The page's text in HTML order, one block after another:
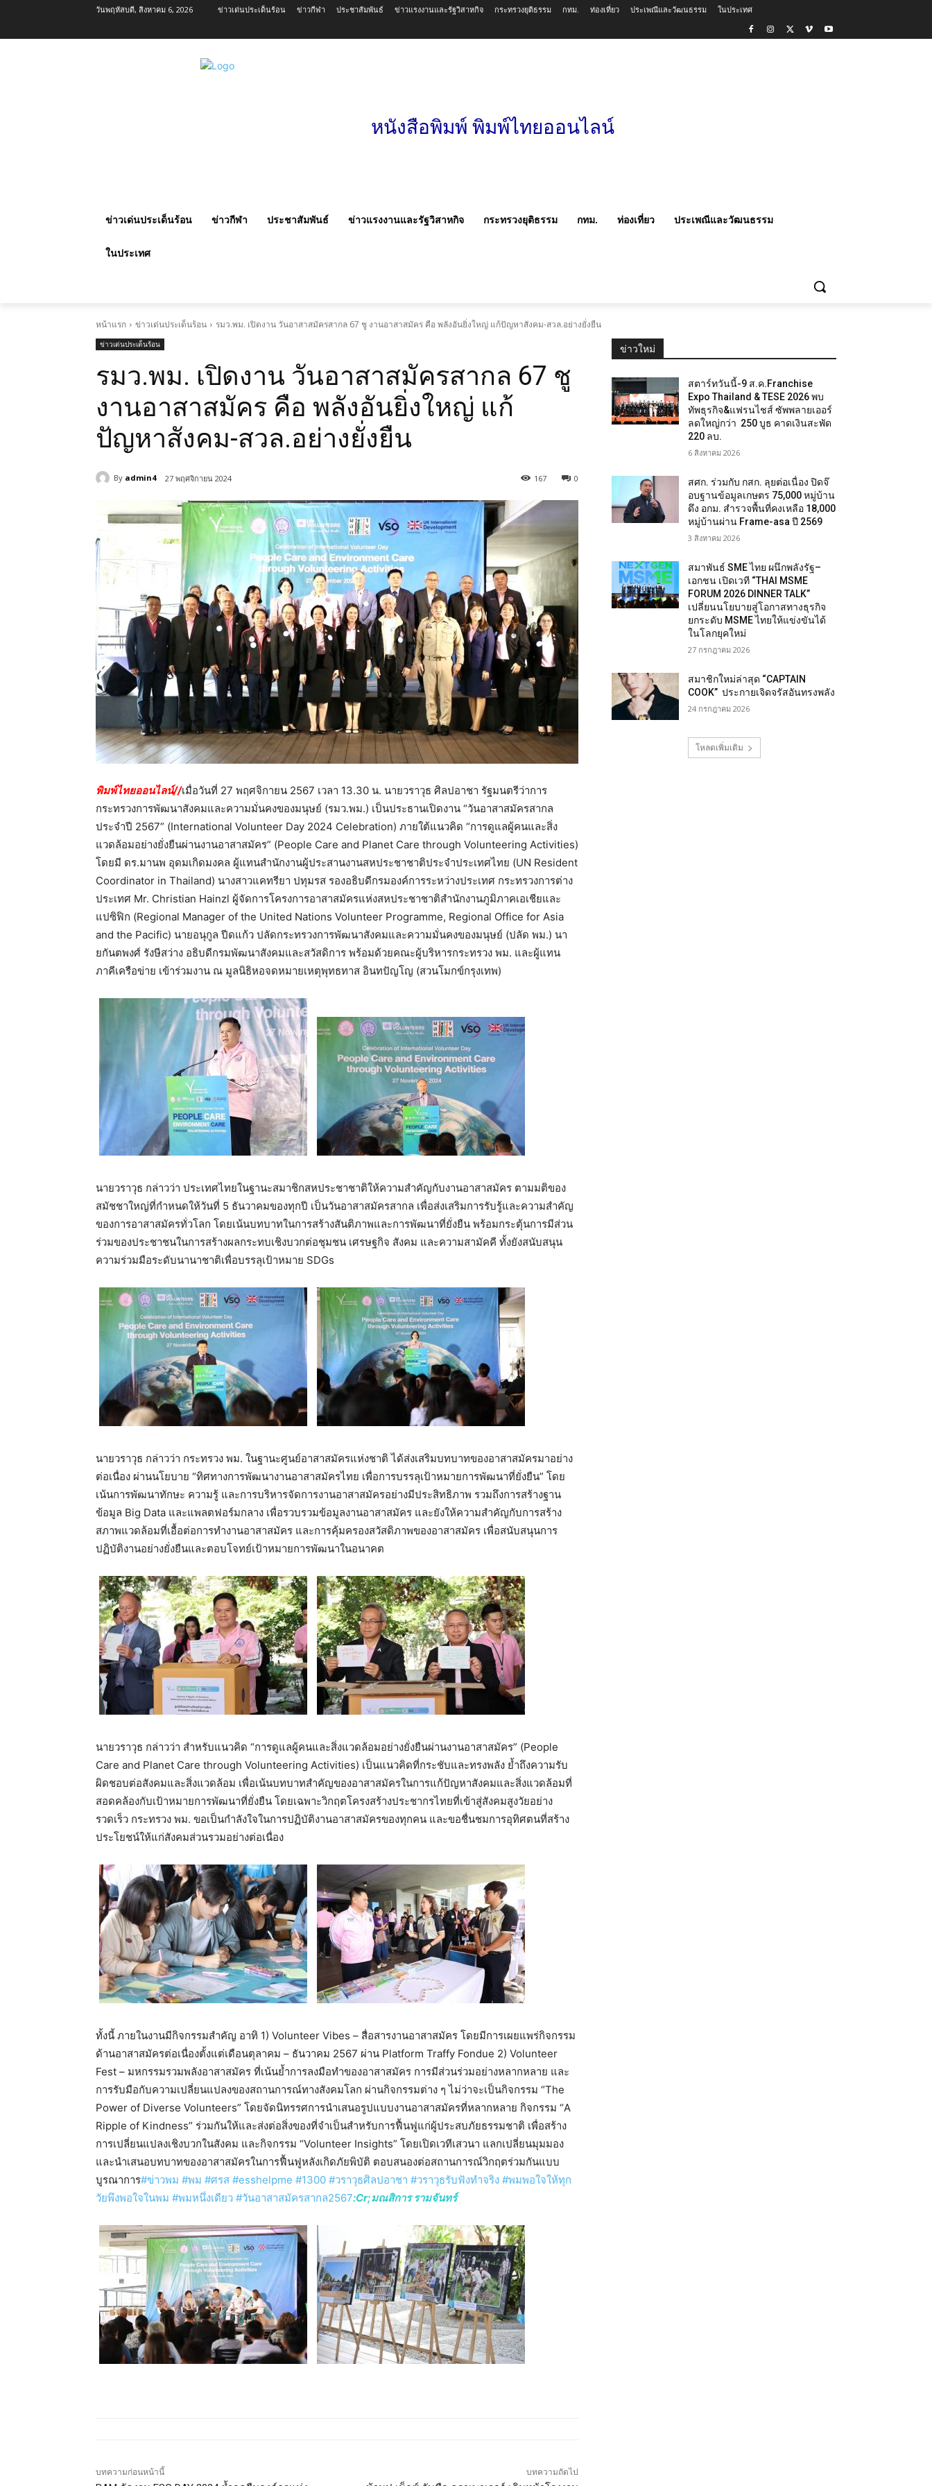
วันพฤหัสบดี, สิงหาคม 6, 2026 ข่าวเด่นประเด็นร้อน ข่าวกีฬา ประชาสัมพันธ์ ข่าวแรงงานและรัฐวิสาหกิจ กระทรวงยุติธรรม กทม. ท่องเที่ยว ประเพณีและวัฒนธรรม ในประเทศ
หนังสือพิมพ์ พิมพ์ไทยออนไลน์
ข่าวเด่นประเด็นร้อน ข่าวกีฬา ประชาสัมพันธ์ ข่าวแรงงานและรัฐวิสาหกิจ กระทรวงยุติธรรม กทม. ท่องเที่ยว ประเพณีและวัฒนธรรม
ในประเทศ
หน้าแรก ข่าวเด่นประเด็นร้อน รมว.พม. เปิดงาน วันอาสาสมัครสากล 67 ชู งานอาสาสมัคร คือ พลังอันยิ่งใหญ่ แก้ปัญหาสังคม-สวล.อย่างยั่งยืน
ข่าวเด่นประเด็นร้อน
รมว.พม. เปิดงาน วันอาสาสมัครสากล 67 ชู
งานอาสาสมัคร คือ พลังอันยิ่งใหญ่ แก้
ปัญหาสังคม-สวล.อย่างยั่งยืน
By admin4 27 พฤศจิกายน 2024 0
167
พิมพ์ไทยออนไลน์//เมื่อวันที่ 27 พฤศจิกายน 2567 เวลา 13.30 น. นายวราวุธ ศิลปอาชา รัฐมนตรีว่าการ
กระทรวงการพัฒนาสังคมและความมั่นคงของมนุษย์ (รมว.พม.) เป็นประธานเปิดงาน “วันอาสาสมัครสากล
ประจำปี 2567” (International Volunteer Day 2024 Celebration) ภายใต้แนวคิด “การดูแลผู้คนและสิ่ง
แวดล้อมอย่างยั่งยืนผ่านงานอาสาสมัคร” (People Care and Planet Care through Volunteering Activities)
โดยมี ดร.มานพ อุดมเกิดมงคล ผู้แทนสำนักงานผู้ประสานงานสหประชาชาติประจำประเทศไทย (UN Resident
Coordinator in Thailand) นางสาวแคทรียา ปทุมรส รองอธิบดีกรมองค์การระหว่างประเทศ กระทรวงการต่าง
ประเทศ Mr. Christian Hainzl ผู้จัดการโครงการอาสาสมัครแห่งสหประชาชาติสำนักงานภูมิภาคเอเชียและ
แปซิฟิก (Regional Manager of the United Nations Volunteer Programme, Regional Office for Asia
and the Pacific) นายอนุกูล ปีดแก้ว ปลัดกระทรวงการพัฒนาสังคมและความมั่นคงของมนุษย์ (ปลัด พม.) นา
ยกันตพงศ์ รังษีสว่าง อธิบดีกรมพัฒนาสังคมและสวัสดิการ พร้อมด้วยคณะผู้บริหารกระทรวง พม. และผู้แทน
ภาคีเครือข่าย เข้าร่วมงาน ณ มูลนิธิหอจดหมายเหตุพุทธทาส อินทปัญโญ (สวนโมกข์กรุงเทพ)
นายวราวุธ กล่าวว่า ประเทศไทยในฐานะสมาชิกสหประชาชาติให้ความสำคัญกับงานอาสาสมัคร ตามมติของ
สมัชชาใหญ่ที่กำหนดให้วันที่ 5 ธันวาคมของทุกปี เป็นวันอาสาสมัครสากล เพื่อส่งเสริมการรับรู้และความสำคัญ
ของการอาสาสมัครทั่วโลก โดยเน้นบทบาทในการสร้างสันติภาพและการพัฒนาที่ยั่งยืน พร้อมกระตุ้นการมีส่วน
ร่วมของประชาชนในการสร้างผลกระทบเชิงบวกต่อชุมชน เศรษฐกิจ สังคม และความสามัคคี ทั้งยังสนับสนุน
ความร่วมมือระดับนานาชาติเพื่อบรรลุเป้าหมาย SDGs
นายวราวุธ กล่าวว่า กระทรวง พม. ในฐานะศูนย์อาสาสมัครแห่งชาติ ได้ส่งเสริมบทบาทของอาสาสมัครมาอย่าง
ต่อเนื่อง ผ่านนโยบาย “ทิศทางการพัฒนางานอาสาสมัครไทย เพื่อการบรรลุเป้าหมายการพัฒนาที่ยั่งยืน” โดย
เน้นการพัฒนาทักษะ ความรู้ และการบริหารจัดการงานอาสาสมัครอย่างมีประสิทธิภาพ รวมถึงการสร้างฐาน
ข้อมูล Big Data และแพลตฟอร์มกลาง เพื่อรวบรวมข้อมูลงานอาสาสมัคร และยังให้ความสำคัญกับการสร้าง
สภาพแวดล้อมที่เอื้อต่อการทำงานอาสาสมัคร และการคุ้มครองสวัสดิภาพของอาสาสมัคร เพื่อสนับสนุนการ
ปฏิบัติงานอย่างยั่งยืนและตอบโจทย์เป้าหมายการพัฒนาในอนาคต
นายวราวุธ กล่าวว่า สำหรับแนวคิด “การดูแลผู้คนและสิ่งแวดล้อมอย่างยั่งยืนผ่านงานอาสาสมัคร” (People
Care and Planet Care through Volunteering Activities) เป็นแนวคิดที่กระชับและทรงพลัง ย้ำถึงความรับ
ผิดชอบต่อสังคมและสิ่งแวดล้อม เพื่อเน้นบทบาทสำคัญของอาสาสมัครในการแก้ปัญหาสังคมและสิ่งแวดล้อมที่
สอดคล้องกับเป้าหมายการพัฒนาที่ยั่งยืน โดยเฉพาะวิกฤตโครงสร้างประชากรไทยที่เข้าสู่สังคมสูงวัยอย่าง
รวดเร็ว กระทรวง พม. ขอเป็นกำลังใจในการปฏิบัติงานอาสาสมัครของทุกคน และขอชื่นชมการอุทิศตนที่สร้าง
ประโยชน์ให้แก่สังคมส่วนรวมอย่างต่อเนื่อง
ทั้งนี้ ภายในงานมีกิจกรรมสำคัญ อาทิ 1) Volunteer Vibes – สื่อสารงานอาสาสมัคร โดยมีการเผยแพร่กิจกรรม
ด้านอาสาสมัครต่อเนื่องตั้งแต่เดือนตุลาคม – ธันวาคม 2567 ผ่าน Platform Traffy Fondue 2) Volunteer
Fest – มหกรรมรวมพลังอาสาสมัคร ที่เน้นย้ำการลงมือทำของอาสาสมัคร การมีส่วนร่วมอย่างหลากหลาย และ
การรับมือกับความเปลี่ยนแปลงของสถานการณ์ทางสังคมโลก ผ่านกิจกรรมต่าง ๆ ไม่ว่าจะเป็นกิจกรรม “The
Power of Diverse Volunteers” โดยจัดนิทรรศการนำเสนอรูปแบบงานอาสาสมัครที่หลากหลาย กิจกรรม “A
Ripple of Kindness” ร่วมกันให้และส่งต่อสิ่งของที่จำเป็นสำหรับการฟื้นฟูแก่ผู้ประสบภัยธรรมชาติ เพื่อสร้าง
การเปลี่ยนแปลงเชิงบวกในสังคม และกิจกรรม “Volunteer Insights” โดยเปิดเวทีเสวนา แลกเปลี่ยนมุมมอง
และนำเสนอบทบาทของอาสาสมัครในการฟื้นฟูหลังเกิดภัยพิบัติ ตอบสนองต่อสถานการณ์วิกฤตร่วมกันแบบ
บูรณาการ#ข่าวพม #พม #ศรส #esshelpme #1300 #วราวุธศิลปอาชา #วราวุธรับฟังทำจริง #พมพอใจให้ทุก
วัยพึงพอใจในพม #พมหนึ่งเดียว #วันอาสาสมัครสากล2567:Cr;มณสิการ รามจันทร์
บทความก่อนหน้านี้ บทความถัดไป
ข่าวใหม่
สตาร์ทวันนี้-9 ส.ค.Franchise
Expo Thailand & TESE 2026 พบ
ทัพธุรกิจ&แฟรนไชส์ ซัพพลายเออร์
ลดใหญ่กว่า 250 บูธ คาดเงินสะพัด
220 ลบ.
6 สิงหาคม 2026
สศก. ร่วมกับ กสก. ลุยต่อเนื่อง ปิดจ๊
อบฐานข้อมูลเกษตร 75,000 หมู่บ้าน
ดึง อกม. สำรวจพื้นที่คงเหลือ 18,000
หมู่บ้านผ่าน Frame-asa ปี 2569
3 สิงหาคม 2026
สมาพันธ์ SME ไทย ผนึกพลังรัฐ–
เอกชน เปิดเวที “THAI MSME
FORUM 2026 DINNER TALK”
เปลี่ยนนโยบายสู่โอกาสทางธุรกิจ
ยกระดับ MSME ไทยให้แข่งขันได้
ในโลกยุคใหม่
27 กรกฎาคม 2026
สมาชิกใหม่ล่าสุด “CAPTAIN
COOK” ประกายเจิดจรัสอันทรงพลัง
24 กรกฎาคม 2026
โหลดเพิ่มเติม